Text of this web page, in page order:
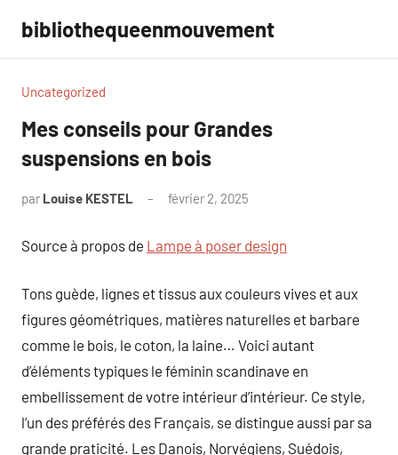
contenu
bibliothequeenmouvement
Uncategorized
Mes conseils pour Grandes
suspensions en bois
par Louise KESTEL février 2, 2025
Source à propos de Lampe à poser design
Tons guède, lignes et tissus aux couleurs vives et aux
figures géométriques, matières naturelles et barbare
comme le bois, le coton, la laine… Voici autant
d’éléments typiques le féminin scandinave en
embellissement de votre intérieur d’intérieur. Ce style,
l’un des préférés des Français, se distingue aussi par sa
grande praticité. Les Danois, Norvégiens, Suédois,